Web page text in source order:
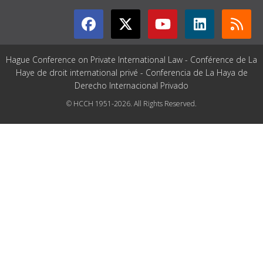
Hague Conference on Private International Law - Conférence de La
Haye de droit international privé - Conferencia de La Haya de
Derecho Internacional Privado
© HCCH 1951-2026. All Rights Reserved.